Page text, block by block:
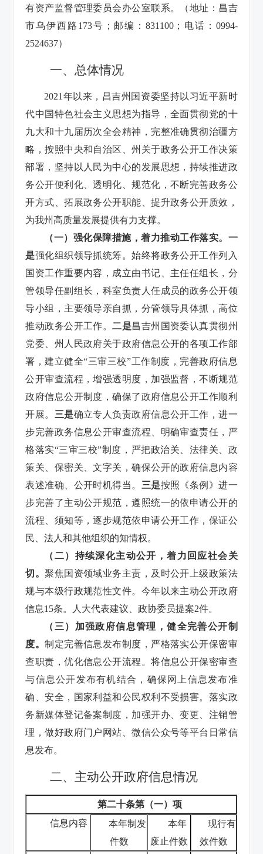
有资产监督管理委员会办公室联系。（地址：昌吉
市乌伊西路173号；邮编：831100；电话：0994-
2524637）
一、总体情况
2021年以来，昌吉州国资委坚持以习近平新时
代中国特色社会主义思想为指导，全面贯彻党的十
九大和十九届历次全会精神，完整准确贯彻治疆方
略，按照中央和自治区、州关于政务公开工作决策
部署，坚持以人民为中心的发展思想，持续推进政
务公开便利化、透明化、规范化，不断完善政务公
开方式、拓展政务公开职能、提升政务公开质效，
为我州高质量发展提供有力支撑。
（一）强化保障措施，着力推动工作落实。 一
是强化组织领导抓统筹。始终将政务公开工作列入
国资工作重要内容，成立由书记、主任任组长，分
管领导任副组长，科室负责人任成员的政务公开领
导小组，主要领导亲自抓，分管领导具体抓，高位
推动政务公开工作。二是昌吉州国资委认真贯彻州
党委、州人民政府关于政府信息公开的各项工作部
署，建立健全“三审三校”工作制度，完善政府信息
公开审查流程，增强透明度，加强监督，不断规范
政府信息公开制度，确保了政府信息公开工作顺利
开展。 三是确立专人负责政府信息公开工作，进一
步完善政务信息公开审查流程、明确审查责任，严
格落实“三审三校”制度，严把政治关、法律关、政
策关、保密关、文字关，确保公开的政府信息内容
表述准确、公开时机得当。 三是按照《条例》进一
步完善了主动公开规范，遵照统一的依申请公开的
流程、须知等，逐步规范依申请公开工作，保证公
民、法人和其他组织的知情权。
（二）持续深化主动公开，着力回应社会关
切。聚焦国资领域业务主责，及时公开上级政策法
规与本级行政规范性文件。今年以来主动公开政府
信息15条。
人大代表建议、政协委员提案2件。
（三）加强政府信息管理，健全完善公开制
度。制定完善信息发布制度，严格落实公开保密审
查职责，优化信息公开流程。将信息公开保密审查
与信息公开发布有机结合，确保网上信息发布准
确、安全，国家利益和公民权利不受损害。落实政
务新媒体登记备案制度，加强开办、变更、注销管
理，做好政府门户网站、微信公众号等平台日常信
息发布。
二、主动公开政府信息情况
第二十条第（一）项
信息内容
本年制发
件数
本年
废止件数
现行有
效件数